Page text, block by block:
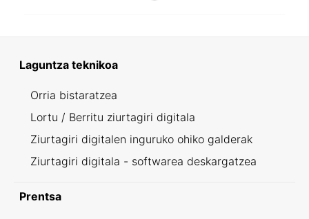
Laguntza teknikoa
Orria bistaratzea
Lortu / Berritu ziurtagiri digitala
Ziurtagiri digitalen inguruko ohiko galderak
Ziurtagiri digitala - softwarea deskargatzea
Prentsa